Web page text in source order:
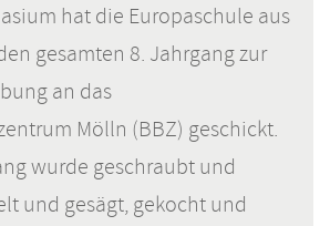
hat die Europaschule aus
gesamten 8. Jahrgang zur
an das
Mölln (BBZ) geschickt.
wurde geschraubt und
und gesägt, gekocht und